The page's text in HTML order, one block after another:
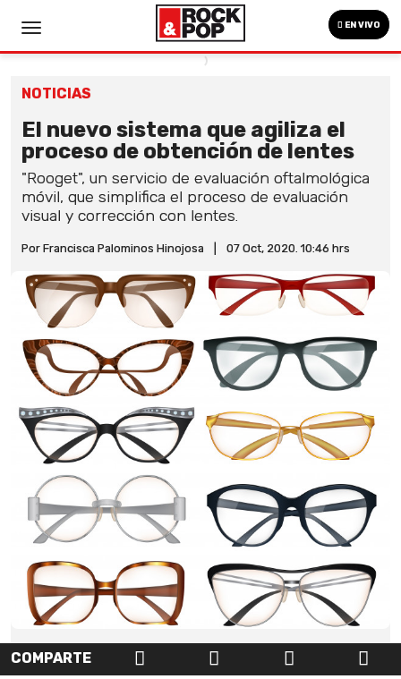
EN VIVO
NOTICIAS
El nuevo sistema que agiliza el
proceso de obtención de lentes
"Rooget", un servicio de evaluación oftalmológica
móvil, que simplifica el proceso de evaluación
visual y corrección con lentes.
Por Francisca Palominos Hinojosa 07 Oct, 2020. 10:46 hrs
COMPARTE